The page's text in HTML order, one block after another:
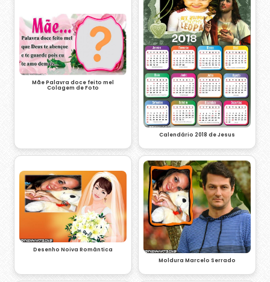
Mãe Palavra doce feito mel
Colagem de Foto
Calendário 2018 de Jesus
Desenho Noiva Romântica
Moldura Marcelo Serrado